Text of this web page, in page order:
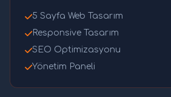
5 Sayfa Web Tasarım
Responsive Tasarım
SEO Optimizasyonu
Yönetim Paneli